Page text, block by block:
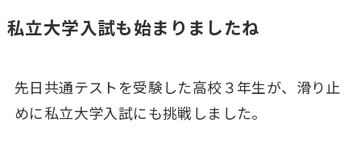
私立大学入試も始まりましたね
先日共通テストを受験した高校３年生が、滑り止
めに私立大学入試にも挑戦しました。